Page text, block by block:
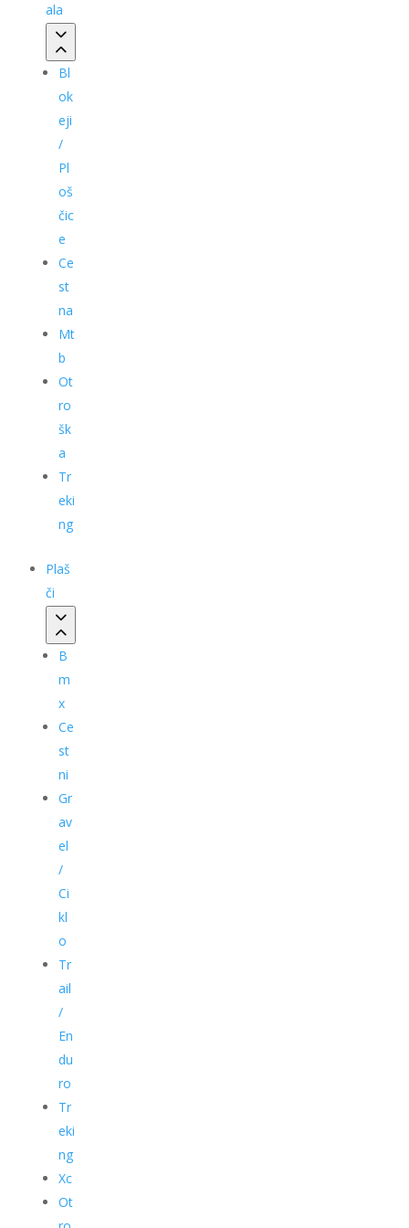
ala
Bl
ok
eji
/
Pl
oš
čic
e
Ce
st
na
Mt
b
Ot
ro
šk
a
Tr
eki
ng
Plaš
či
B
m
x
Ce
st
ni
Gr
av
el
/
Ci
kl
o
Tr
ail
/
En
du
ro
Tr
eki
ng
Xc
Ot